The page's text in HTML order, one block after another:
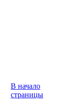
В начало
страницы